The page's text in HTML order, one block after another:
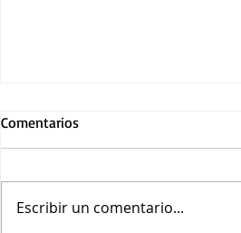
Comentarios
Escribir un comentario...